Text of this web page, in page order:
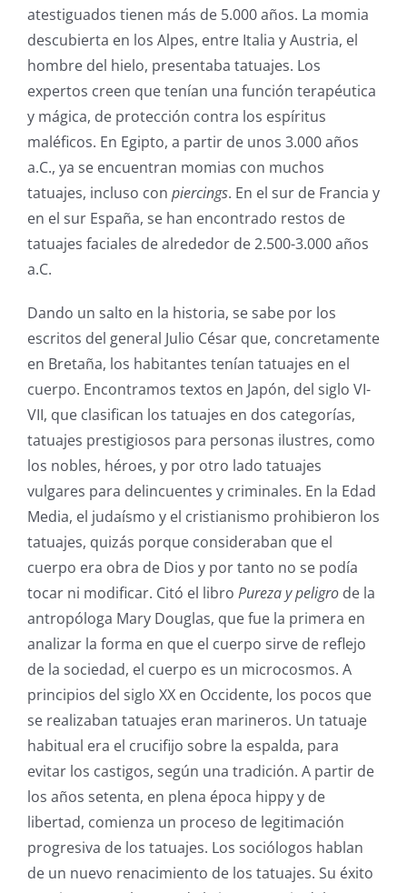
atestiguados tienen más de 5.000 años. La momia
descubierta en los Alpes, entre Italia y Austria, el
hombre del hielo, presentaba tatuajes. Los
expertos creen que tenían una función terapéutica
y mágica, de protección contra los espíritus
maléficos. En Egipto, a partir de unos 3.000 años
a.C., ya se encuentran momias con muchos
tatuajes, incluso con piercings. En el sur de Francia y
en el sur España, se han encontrado restos de
tatuajes faciales de alrededor de 2.500-3.000 años
a.C.
Dando un salto en la historia, se sabe por los
escritos del general Julio César que, concretamente
en Bretaña, los habitantes tenían tatuajes en el
cuerpo. Encontramos textos en Japón, del siglo VI-
VII, que clasifican los tatuajes en dos categorías,
tatuajes prestigiosos para personas ilustres, como
los nobles, héroes, y por otro lado tatuajes
vulgares para delincuentes y criminales. En la Edad
Media, el judaísmo y el cristianismo prohibieron los
tatuajes, quizás porque consideraban que el
cuerpo era obra de Dios y por tanto no se podía
tocar ni modificar. Citó el libro Pureza y peligrode la
antropóloga Mary Douglas, que fue la primera en
analizar la forma en que el cuerpo sirve de reflejo
de la sociedad, el cuerpo es un microcosmos. A
principios del siglo XX en Occidente, los pocos que
se realizaban tatuajes eran marineros. Un tatuaje
habitual era el crucifijo sobre la espalda, para
evitar los castigos, según una tradición. A partir de
los años setenta, en plena época hippy y de
libertad, comienza un proceso de legitimación
progresiva de los tatuajes. Los sociólogos hablan
de un nuevo renacimiento de los tatuajes. Su éxito